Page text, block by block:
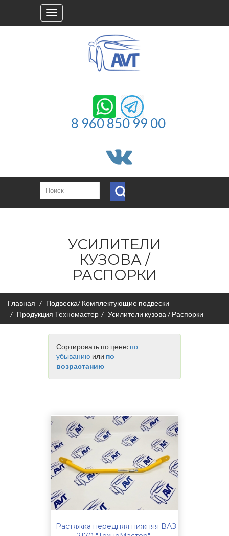
Toggle
navigation
8 960 850 99 00
УСИЛИТЕЛИ
КУЗОВА /
РАСПОРКИ
Главная
Подвеска/ Комплектующие подвески
Продукция Техномастер
Усилители кузова / Распорки
Сортировать по цене: по
убыванию или по
возрастанию
Растяжка передняя нижняя ВАЗ